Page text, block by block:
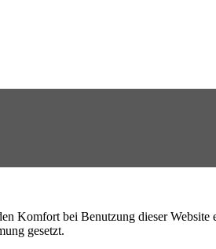
Komfort bei Benutzung dieser Website
gesetzt.